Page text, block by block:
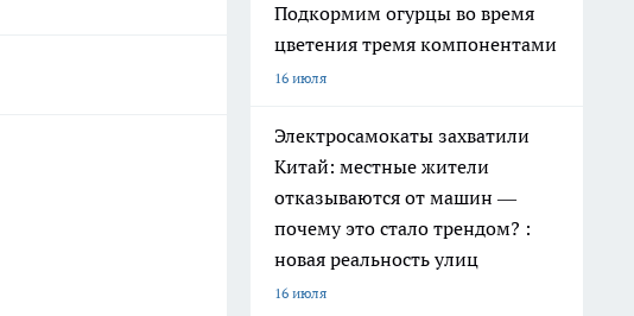
Подкормим огурцы во время
цветения тремя компонентами
16 июля
Электросамокаты захватили
Китай: местные жители
отказываются от машин —
почему это стало трендом? :
новая реальность улиц
16 июля